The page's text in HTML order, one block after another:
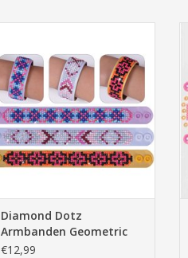
Diamond Dotz
Armbanden Geometric
3X23cm
€12,99